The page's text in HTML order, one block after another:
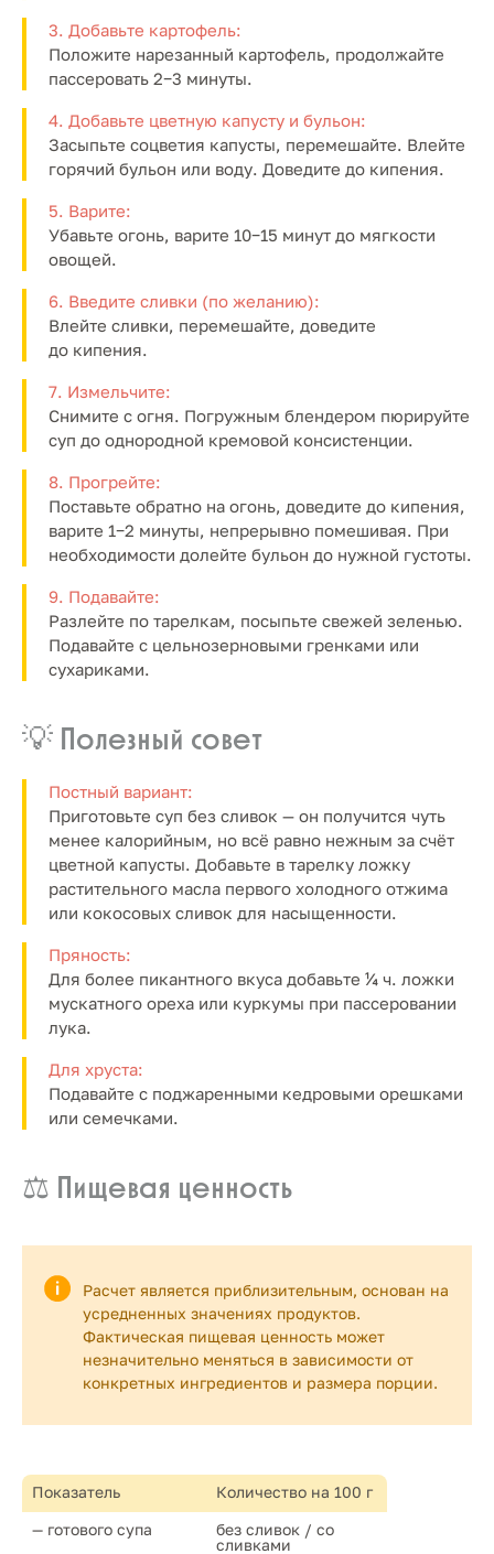
3. Добавьте картофель:
Положите нарезанный картофель, продолжайте
пассеровать 2−3 минуты.
4. Добавьте цветную капусту и бульон:
Засыпьте соцветия капусты, перемешайте. Влейте
горячий бульон или воду. Доведите до кипения.
5. Варите:
Убавьте огонь, варите 10−15 минут до мягкости
овощей.
6. Введите сливки (по желанию):
Влейте сливки, перемешайте, доведите
до кипения.
7. Измельчите:
Снимите с огня. Погружным блендером пюрируйте
суп до однородной кремовой консистенции.
8. Прогрейте:
Поставьте обратно на огонь, доведите до кипения,
варите 1−2 минуты, непрерывно помешивая. При
необходимости долейте бульон до нужной густоты.
9. Подавайте:
Разлейте по тарелкам, посыпьте свежей зеленью.
Подавайте с цельнозерновыми гренками или
сухариками.
💡 Полезный совет
Постный вариант:
Приготовьте суп без сливок — он получится чуть
менее калорийным, но всё равно нежным за счёт
цветной капусты. Добавьте в тарелку ложку
растительного масла первого холодного отжима
или кокосовых сливок для насыщенности.
Пряность:
Для более пикантного вкуса добавьте ¼ ч. ложки
мускатного ореха или куркумы при пассеровании
лука.
Для хруста:
Подавайте с поджаренными кедровыми орешками
или семечками.
⚖️ Пищевая ценность
Расчет является приблизительным, основан на
усредненных значениях продуктов.
Фактическая пищевая ценность может
незначительно меняться в зависимости от
конкретных ингредиентов и размера порции.
Показатель
Количество на 100 г
— готового супа
без сливок / со
сливками